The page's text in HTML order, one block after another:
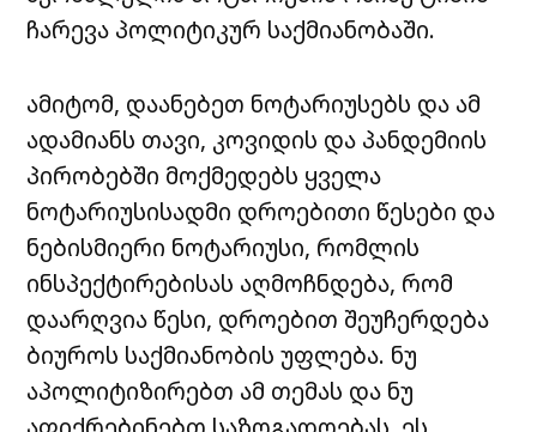
ჩარევა პოლიტიკურ საქმიანობაში.
ამიტომ, დაანებეთ ნოტარიუსებს და ამ
ადამიანს თავი, კოვიდის და პანდემიის
პირობებში მოქმედებს ყველა
ნოტარიუსისადმი დროებითი წესები და
ნებისმიერი ნოტარიუსი, რომლის
ინსპექტირებისას აღმოჩნდება, რომ
დაარღვია წესი, დროებით შეუჩერდება
ბიუროს საქმიანობის უფლება. ნუ
აპოლიტიზირებთ ამ თემას და ნუ